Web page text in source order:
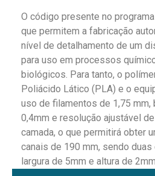
O código presente no
que permitem a fabricação
nível de detalhamento de um
para uso em processos
biológicos. Para tanto, o
Poliácido Lático (PLA) e o
uso de filamentos de 1,75 mm,
0,4mm e resolução ajustável
camada, o que permitirá obter
canais de 190 mm, sendo duas
largura de 5mm e altura de